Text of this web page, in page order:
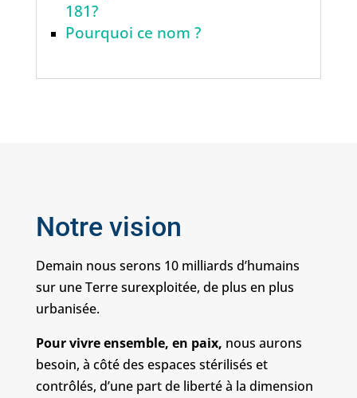
181?
Pourquoi ce nom ?
Notre vision
Demain nous serons 10 milliards d’humains
sur une Terre surexploitée, de plus en plus
urbanisée.
Pour vivre ensemble, en paix, nous aurons
besoin, à côté des espaces stérilisés et
contrôlés, d’une part de liberté à la dimension